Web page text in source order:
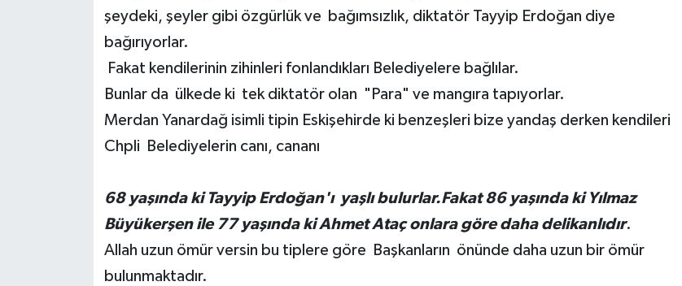
şeydeki, şeyler gibi özgürlük ve bağımsızlık, diktatör Tayyip Erdoğan diye
bağırıyorlar.
Fakat kendilerinin zihinleri fonlandıkları Belediyelere bağlılar.
Bunlar da ülkede ki tek diktatör olan "Para" ve mangıra tapıyorlar.
Merdan Yanardağ isimli tipin Eskişehirde ki benzeşleri bize yandaş derken kendileri
Chpli Belediyelerin canı, cananı
68 yaşında ki Tayyip Erdoğan'ı yaşlı bulurlar.Fakat 86 yaşında ki Yılmaz
Büyükerşen ile 77 yaşında ki Ahmet Ataç onlara göre daha delikanlıdır.
Allah uzun ömür versin bu tiplere göre Başkanların önünde daha uzun bir ömür
bulunmaktadır.